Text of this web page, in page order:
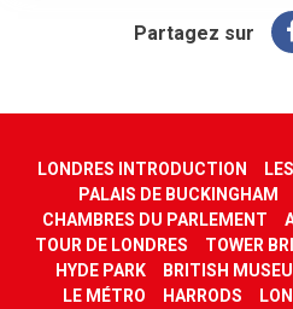
Partagez sur
LONDRES INTRODUCTION
PALAIS DE BUCKINGHAM
CHAMBRES DU PARLEMENT
TOUR DE LONDRES
TOWER
HYDE PARK
BRITISH
LE MÉTRO
HARRODS